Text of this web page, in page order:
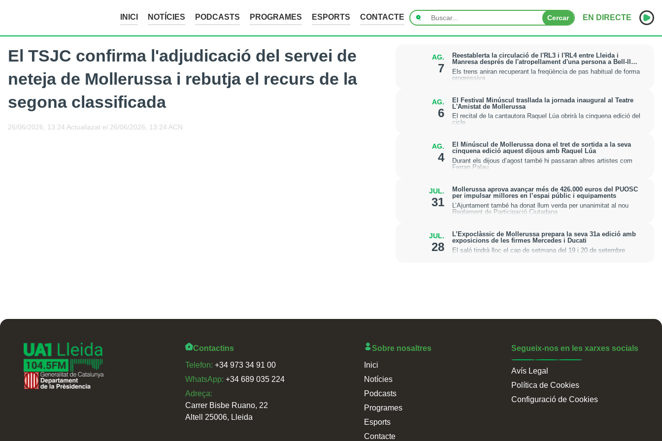
INICI NOTÍCIES PODCASTS PROGRAMES ESPORTS CONTACTE Cercar EN DIRECTE
INICI
NOTÍCIES
PROGRAMES
CONTACTE
El TSJC confirma l'adjudicació del servei de
neteja de Mollerussa i rebutja el recurs de la
segona classificada
26/06/2026, 13:24 Actualiazat el 26/06/2026, 13:24 ACN
AG.
7
Reestablerta la circulació de l'RL3 i l'RL4 entre Lleida i
Manresa després de l'atropellament d'una persona a Bell-lloc
d'Urgell
Els trens aniran recuperant la freqüència de pas habitual de forma
progressiva
AG.
6
El Festival Minúscul trasllada la jornada inaugural al Teatre
L'Amistat de Mollerussa
El recital de la cantautora Raquel Lúa obrirà la cinquena edició del
cicle
AG.
4
El Minúscul de Mollerussa dona el tret de sortida a la seva
cinquena edició aquest dijous amb Raquel Lúa
Durant els dijous d’agost també hi passaran altres artistes com
Ferran Palau
JUL.
31
Mollerussa aprova avançar més de 426.000 euros del PUOSC
per impulsar millores en l’espai públic i equipaments
L’Ajuntament també ha donat llum verda per unanimitat al nou
Reglament de Participació Ciutadana
JUL.
28
L’Expoclàssic de Mollerussa prepara la seva 31a edició amb
exposicions de les firmes Mercedes i Ducati
El saló tindrà lloc el cap de setmana del 19 i 20 de setembre
Contactins
Telefon: +34 973 34 91 00
WhatsApp: +34 689 035 224
Adreça:
Carrer Bisbe Ruano, 22
Altell 25006, Lleida
Sobre nosaltres
Inici
Notícies
Podcasts
Programes
Esports
Contacte
Segueix-nos en les xarxes socials
Avís Legal
Política de Cookies
Configuració de Cookies